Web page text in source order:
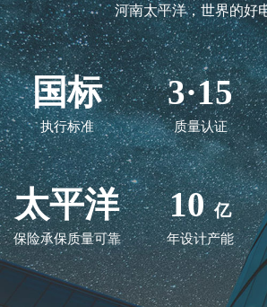
河南太平洋，世界的好
国标
执行标准
3·15
质量认证
太平洋
保险承保质量可靠
10 亿
年设计产能